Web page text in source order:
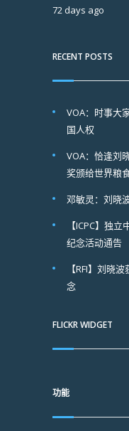
72 days ago
RECENT POSTS
VOA：时事大
国人权
VOA：恰逢刘
奖颁给世界粮
邓敏灵：刘晓
【ICPC】独
纪念活动通告
【RFI】刘晓
念
FLICKR WIDGET
功能